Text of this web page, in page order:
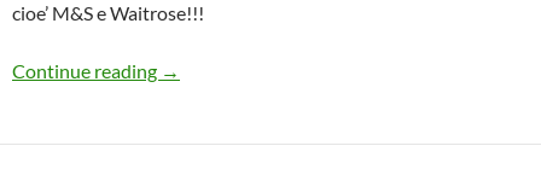
cioe’ M&S e Waitrose!!!
Continue reading Svuota la Spesa (Per Ricchi!): M&S e Ocado
→